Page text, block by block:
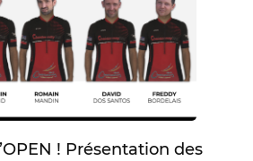
! Présentation des